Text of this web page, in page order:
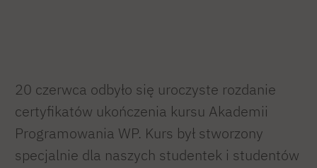
20 czerwca odbyło się uroczyste rozdanie
certyfikatów ukończenia kursu Akademii
Programowania WP. Kurs był stworzony
specjalnie dla naszych studentek i studentów